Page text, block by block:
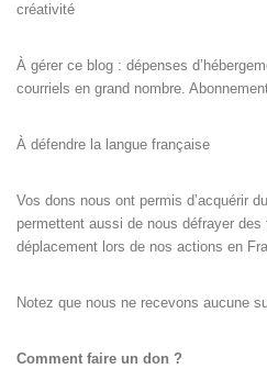
créativité
À gérer ce blog : dépenses
courriels en grand nombre.
À défendre la langue française
Vos dons nous ont permis d’acquérir
permettent aussi de nous défrayer des
déplacement lors de nos actions en
Notez que nous ne recevons aucune
Comment faire un don ?